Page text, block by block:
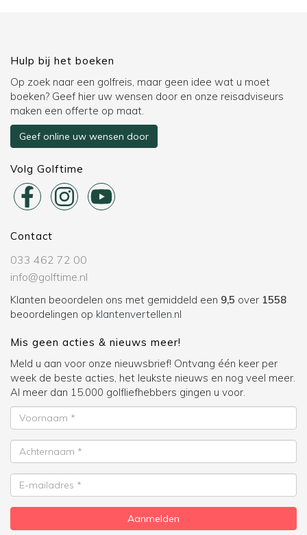
Hulp bij het boeken
Op zoek naar een golfreis, maar geen idee wat u moet
boeken? Geef hier uw wensen door en onze reisadviseurs
maken een offerte op maat.
Geef online uw wensen door
Volg Golftime
Contact
033 462 72 00
info@golftime.nl
Klanten beoordelen ons met gemiddeld een 9,5 over 1558
beoordelingen op klantenvertellen.nl
Mis geen acties & nieuws meer!
Meld u aan voor onze nieuwsbrief! Ontvang één keer per
week de beste acties, het leukste nieuws en nog veel meer.
Al meer dan 15.000 golfliefhebbers gingen u voor.
Voornaam
Achternaam
E-
mailadres
Aanmelden